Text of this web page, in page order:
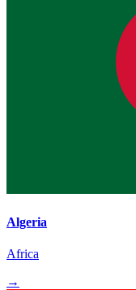
Algeria
Africa
→